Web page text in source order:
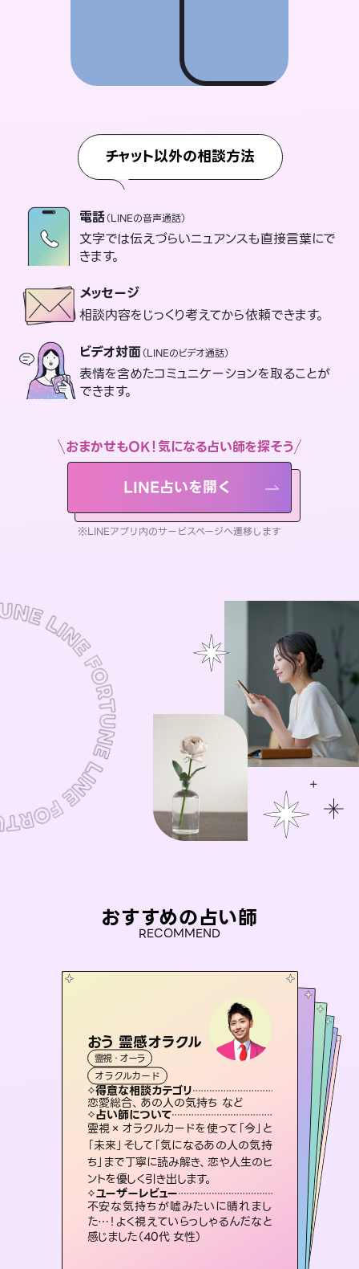
チャット以外の相談方法
電話（LINEの音声通話）
文字では伝えづらいニュアンスも直接言葉にで
きます。
メッセージ
相談内容をじっくり考えてから依頼できます。
ビデオ対面（LINEのビデオ通話）
表情を含めたコミュニケーションを取ることが
できます。
おまかせもOK！気になる占い師を探そう
LINE占いを開く
※LINEアプリ内のサービスページへ遷移します
おすすめの占い師
RECOMMEND
おう 霊感オラクル
霊視・オーラ
オラクルカード
得意な相談カテゴリ
恋愛総合、あの人の気持ち など
占い師について
霊視×オラクルカードを使って「今」と
「未来」そして「気になるあの人の気持
ち」まで丁寧に読み解き、恋や人生のヒ
ントを優しく引き出します。
ユーザーレビュー
不安な気持ちが嘘みたいに晴れまし
た…！よく視えていらっしゃるんだなと
感じました（40代 女性）
アイリス -iris-
西洋占星術
ルーン
得意な相談カテゴリ
恋愛総合、片想い、二人の未来 など
占い師について
復縁、恋愛、不倫の行方、同性愛や片
思い、仕事関係や借金問題まで知りた
いことや心の負担になっていることを
紐解き、背中をそっと押して導きます。
ユーザーレビュー
安心感のあり、言い切ってくれる所や濁
さない鑑定のおかげで、毎回自分の気
持ちを整えられます（30代 男性）
セラピスト理恵
霊視・オーラ
スピリチュアル・リーディング
得意な相談カテゴリ
片想い、二人の未来、年の差 など
占い師について
連絡再開、復縁、成就などの報告実績
多数。セラピストとして2万超の施術経
験があるからこそできる鑑定で、より良
い未来をサポートします。
ユーザーレビュー
とても心温まる鑑定でした。しかもこち
らは何も言っていないのに視えていらっ
しゃるんだなと驚きです（30代女性）
彗望
霊視・オーラ
スピリチュアル・リーディング
得意な相談カテゴリ
片想い、あの人の気持ち、復縁 など
占い師について
3,700年以上の歴史を持つ東洋最古の占術「易占」で詳細まで占い、幸せへ向かう道筋を示します。厳しい結果にも具体的な対策をお伝えします。
ユーザーレビュー
複雑な背景もしっかり聞いて鑑定して
いただけました。気持ちが楽になりまし
た（50代 女性）
未来視師＊花
スピリチュアル・リーディング
得意な相談カテゴリ
出逢い、片想い、復縁 など
占い師について
未来には何パターンもの選択肢があり
ます。不安で視えにくくなっているあな
たの素敵な未来を見つけ、その未来を
選択できるようアドバイスします。
ユーザーレビュー
職場の人の性質や人間関係、本心など
本当によく視えていてびっくり。対策が
打てて前向きになれます（40代）
霊視・オーラ タロット
スピリチュアル・リーディング
得意な相談カテゴリ
片想い、あの人の気持ち、復縁 など
占い師について
恋愛のお悩みの中でも特に「曖昧な関
係」の相談を得意としており、友達以上
恋人未満なお相手との今後や本音を丁
寧に読み解き恋愛成就へと導きます。
ユーザーレビュー
鑑定していただいてアドバイス通りに行
動すると仲が復活してきました。ありが
とうございました（40代 女性）